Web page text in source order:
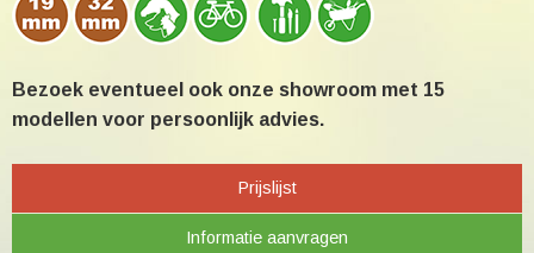
Bezoek eventueel ook onze showroom met 15
modellen voor persoonlijk advies.
Prijslijst
Informatie aanvragen